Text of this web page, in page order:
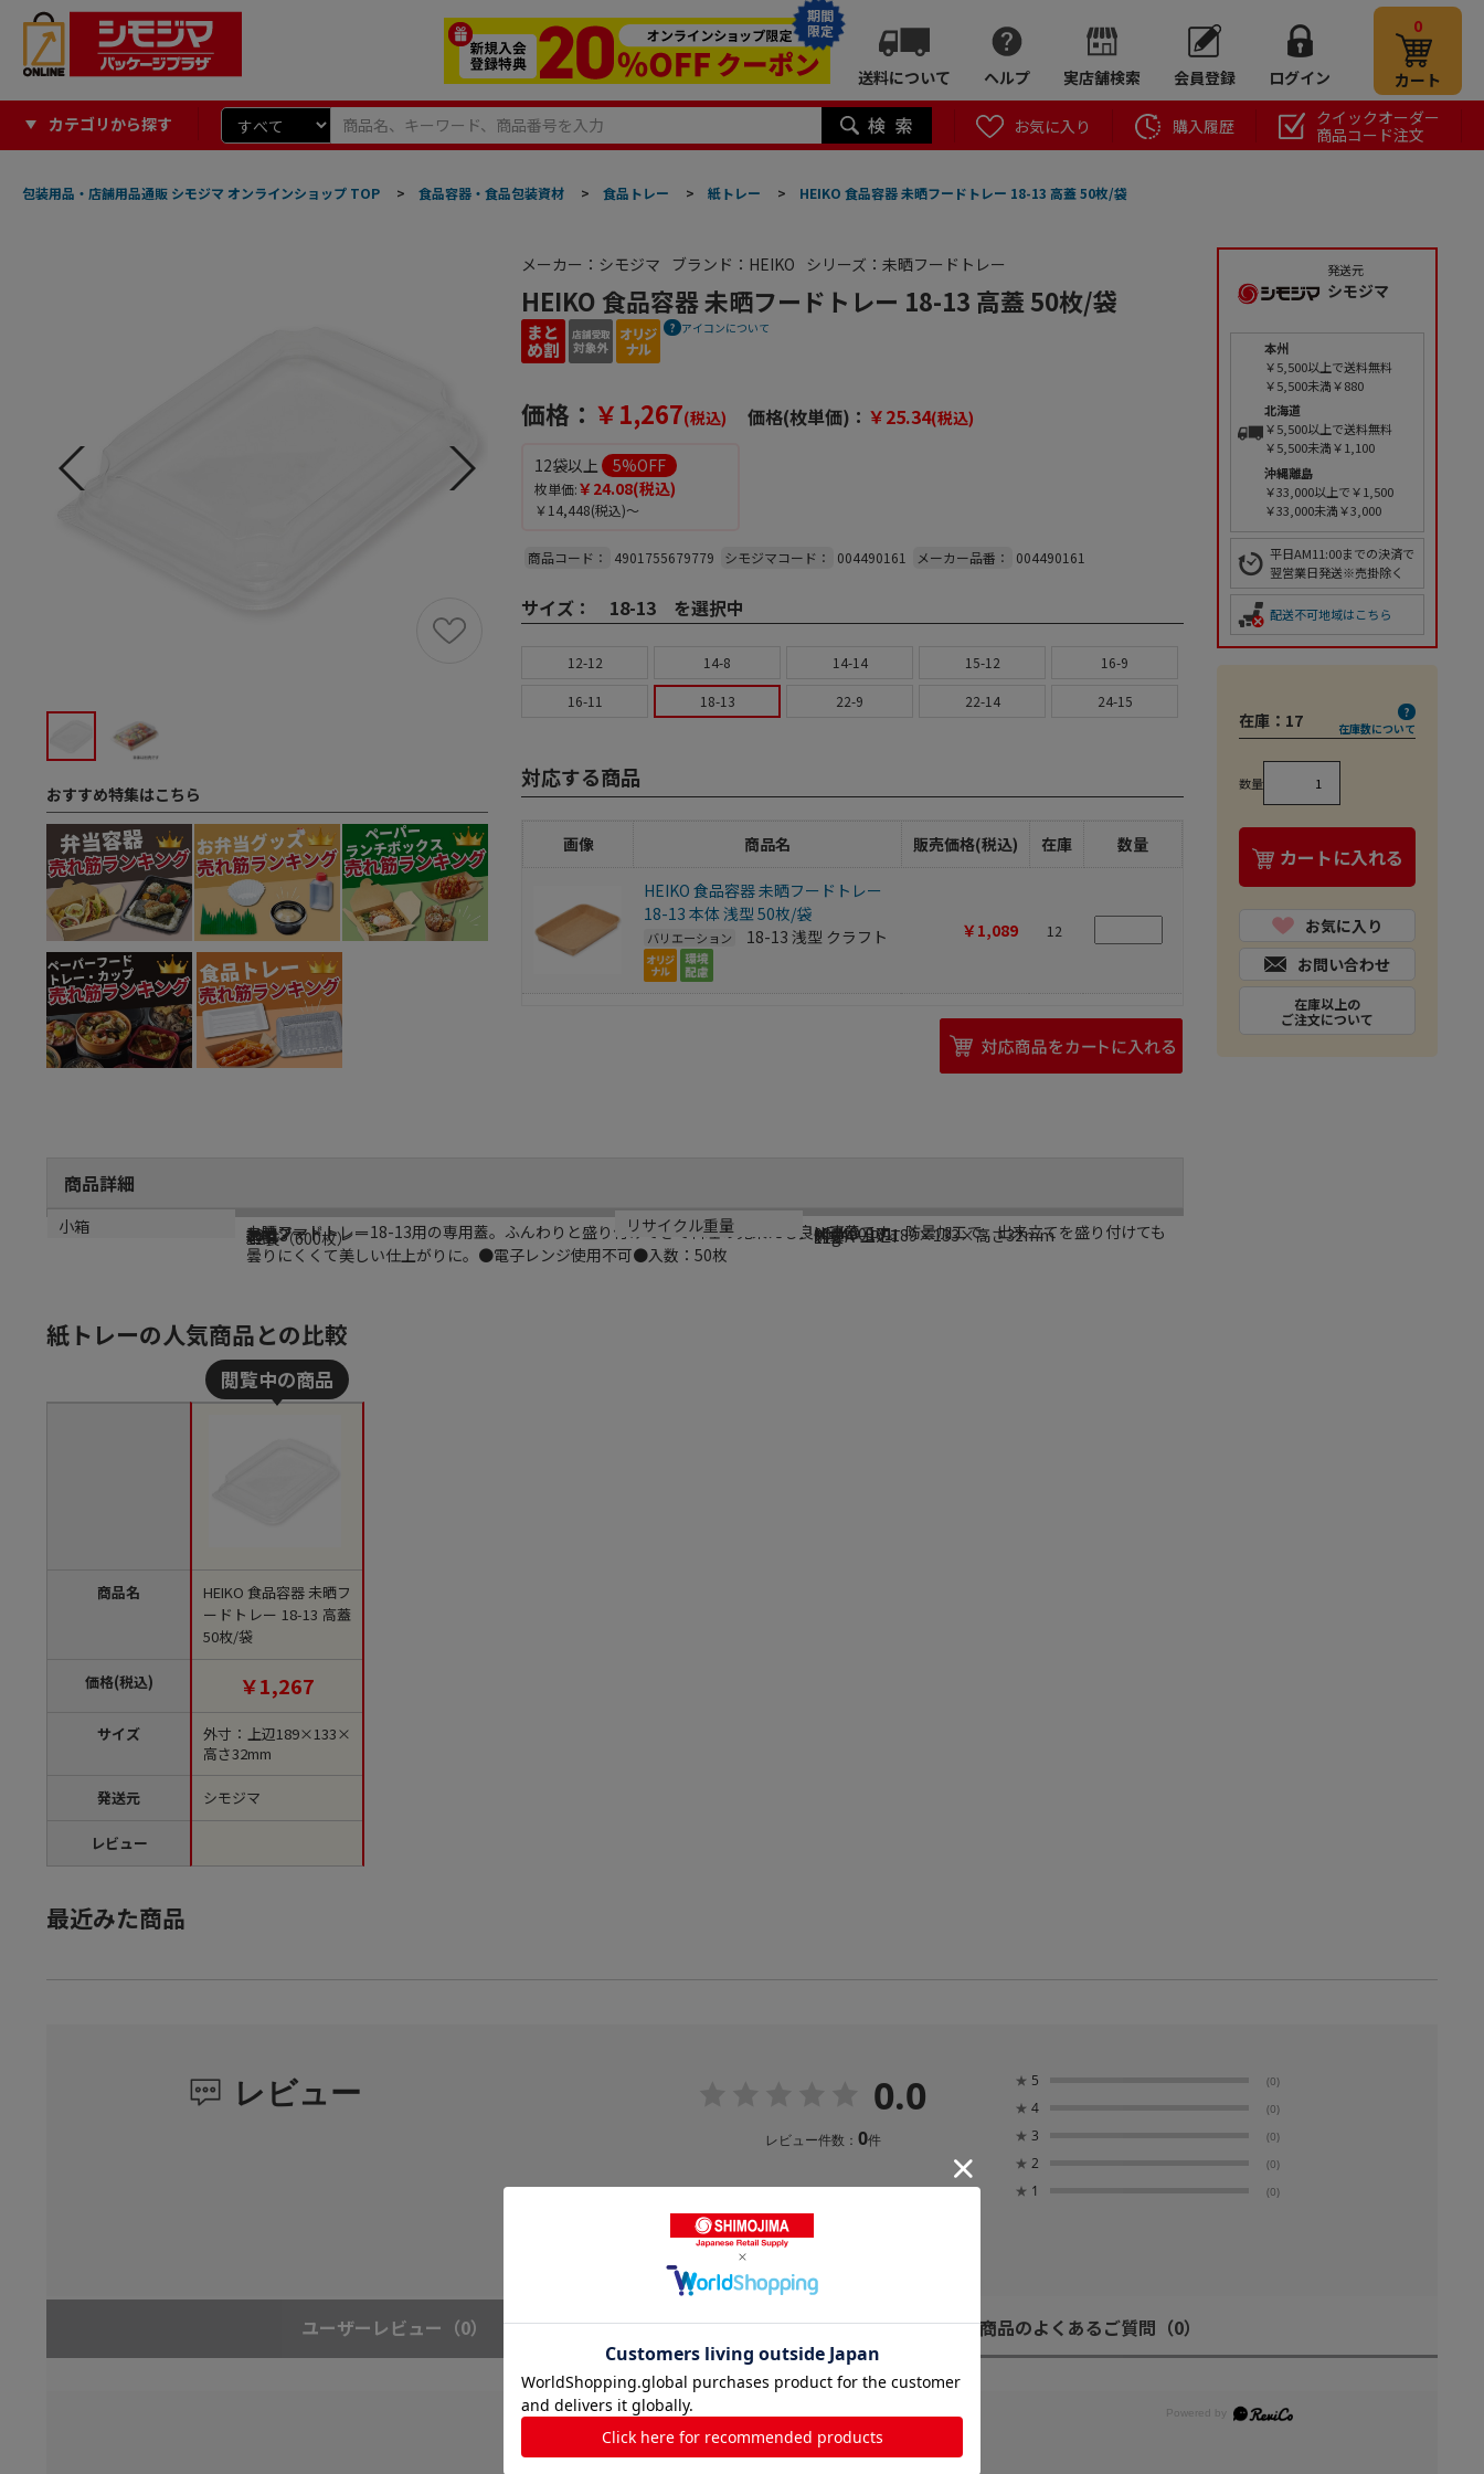
期間
限定
送料について ヘルプ 実店舗検索 会員登録 ログイン
0
カート
カテゴリから探す お気に入り 購入履歴
クイックオーダー
商品コード注文
包装用品・店舗用品通販 シモジマ オンラインショップ TOP > 食品容器・食品包装資材 > 食品トレー > 紙トレー > HEIKO 食品容器 未晒フードトレー 18-13 高蓋 50枚/袋
おすすめ特集はこちら
メーカー：シモジマ ブランド：HEIKO シリーズ：未晒フードトレー
HEIKO 食品容器 未晒フードトレー 18-13 高蓋 50枚/袋
アイコンについて
価格： ￥1,267(税込) 価格(枚単価)： ￥25.34(税込)
12袋以上 5%OFF
枚単価:￥24.08(税込)
￥14,448(税込)～
商品コード： 4901755679779 シモジマコード： 004490161 メーカー品番： 004490161
サイズ： 18-13 を選択中
12-12 14-8 14-14 15-12 16-9
16-11 18-13 22-9 22-14 24-15
対応する商品
画像 商品名 販売価格(税込) 在庫 数量
HEIKO 食品容器 未晒フードトレー
18-13 本体 浅型 50枚/袋
バリエーション 18-13 浅型 クラフト ￥1,089 12
商品詳細
商品説明
未晒フードトレー18-13用の専用蓋。ふんわりと盛り付けできて料理の見栄えも良い高蓋です。防曇加工で、出来立てを盛り付けても
曇りにくくて美しい仕上がりに。●電子レンジ使用不可●入数：50枚
メーカー名
シモジマ
ブランド名
HEIKO
シリーズ名
未晒フードトレー
メーカー品番
004490161
規格
18-13
サイズ
外寸：上辺189×133×高さ32mm
カラー
透明
材質
防曇A－PET
生産国
中国
リサイクル重量
11g
小箱
12袋（600枚）
発送元
シモジマ
本州
￥5,500以上で送料無料
￥5,500未満￥880
北海道
￥5,500以上で送料無料
￥5,500未満￥1,100
沖縄離島
￥33,000以上で￥1,500
￥33,000未満￥3,000
平日AM11:00までの決済で
翌営業日発送※売掛除く
配送不可地域はこちら
在庫： 17 在庫数について
数量
カートに入れる
お気に入り
お問い合わせ
在庫以上の
ご注文について
紙トレーの人気商品との比較
商品名
価格(税込)
サイズ
発送元
レビュー
HEIKO 食品容器 未晒フ
ードトレー 18-13 高蓋
50枚/袋
￥1,267
外寸：上辺189×133×
高さ32mm
シモジマ
最近みた商品
レビュー 0.0
レビュー件数： 0件
★ 5 (0)
★ 4 (0)
★ 3 (0)
★ 2 (0)
★ 1 (0)
ユーザーレビュー （0） 商品のよくあるご質問 （0）
レビューはありません。